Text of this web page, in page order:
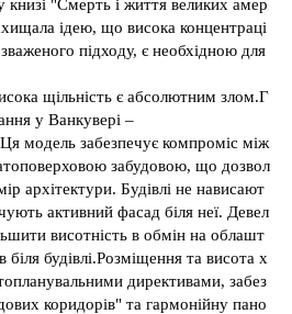
книзі "Смерть і життя великих амер
ідею, що висока концентраці
підходу, є необхідною для
щільність є абсолютним злом.Г
у Ванкувері –
модель забезпечує компроміс між
забудовою, що дозвол
архітектури. Будівлі не нависают
активний фасад біля неї. Девел
висотність в обмін на облашт
біля будівлі.Розміщення та висота х
директивами, забез
коридорів" та гармонійну пано